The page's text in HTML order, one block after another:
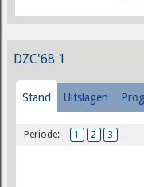
DZC'68 1
Stand Uitslagen
Periode: 1 2 3